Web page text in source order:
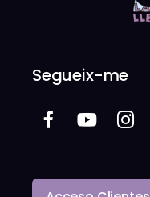
Segueix-me